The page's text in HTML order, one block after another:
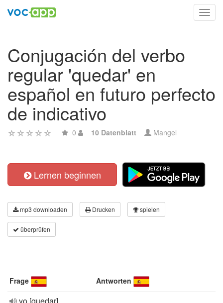
Conjugación del verbo
regular 'quedar' en
español en futuro perfecto
de indicativo
0 10 Datenblatt Mangel
Lernen beginnen
mp3 downloaden Drucken spielen
überprüfen
Frage Antworten